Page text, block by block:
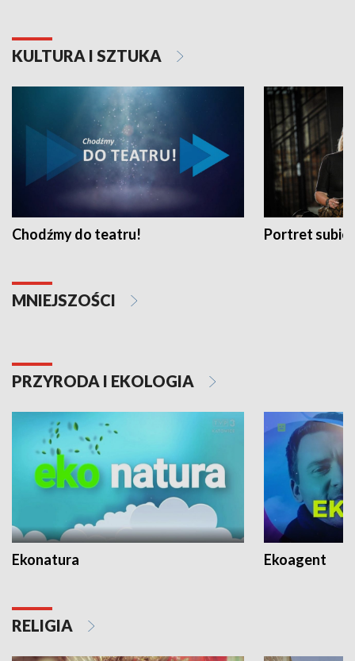
KULTURA I SZTUKA
Chodźmy do teatru! Portret
MNIEJSZOŚCI
PRZYRODA I EKOLOGIA
Ekonatura Ekoagent
RELIGIA